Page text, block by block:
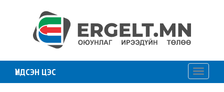
ҮНДСЭН ЦЭС
Toggle